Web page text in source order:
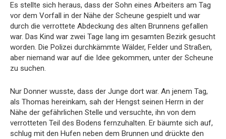
Es stellte sich heraus, dass der Sohn eines Arbeiters am Tag
vor dem Vorfall in der Nähe der Scheune gespielt und war
durch die verrottete Abdeckung des alten Brunnens gefallen
war. Das Kind war zwei Tage lang im gesamten Bezirk gesucht
worden. Die Polizei durchkämmte Wälder, Felder und Straßen,
aber niemand war auf die Idee gekommen, unter der Scheune
zu suchen.
Nur Donner wusste, dass der Junge dort war. An jenem Tag,
als Thomas hereinkam, sah der Hengst seinen Herrn in der
Nähe der gefährlichen Stelle und versuchte, ihn von dem
verrotteten Teil des Bodens fernzuhalten. Er bäumte sich auf,
schlug mit den Hufen neben dem Brunnen und drückte den